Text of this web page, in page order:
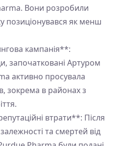
Вони розробили
позиціонувався як менш
кампанія**:
започатковані Артуром
активно просувала
зокрема в районах з
втрати**: Після
та смертей від